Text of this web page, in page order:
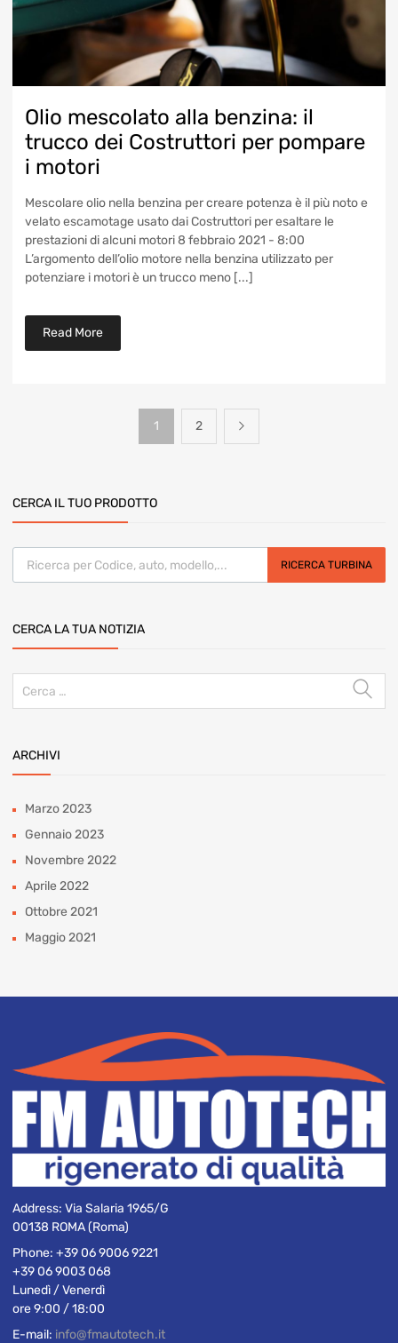
Olio mescolato alla benzina: il
trucco dei Costruttori per pompare
i motori
Mescolare olio nella benzina per creare potenza è il più noto e
velato escamotage usato dai Costruttori per esaltare le
prestazioni di alcuni motori 8 febbraio 2021 - 8:00
L’argomento dell’olio motore nella benzina utilizzato per
potenziare i motori è un trucco meno [...]
Read More
1 2
CERCA IL TUO PRODOTTO
Products search
RICERCA TURBINA
CERCA LA TUA NOTIZIA
per:
ARCHIVI
Marzo 2023
Gennaio 2023
Novembre 2022
Aprile 2022
Ottobre 2021
Maggio 2021
Address: Via Salaria 1965/G
00138 ROMA (Roma)
Phone: +39 06 9006 9221
+39 06 9003 068
Lunedì / Venerdì
ore 9:00 / 18:00
E-mail: info@fmautotech.it